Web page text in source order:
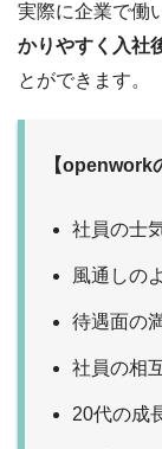
実際に企業で働
かりやすく入社
とができます。
【openwork
社員の士
風通しの
待遇面の
社員の相
20代の成